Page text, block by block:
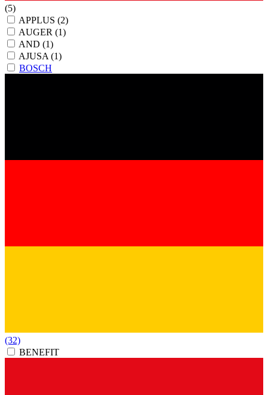
(5)
APPLUS (2)
AUGER (1)
AND (1)
AJUSA (1)
BOSCH
(32)
BENEFIT